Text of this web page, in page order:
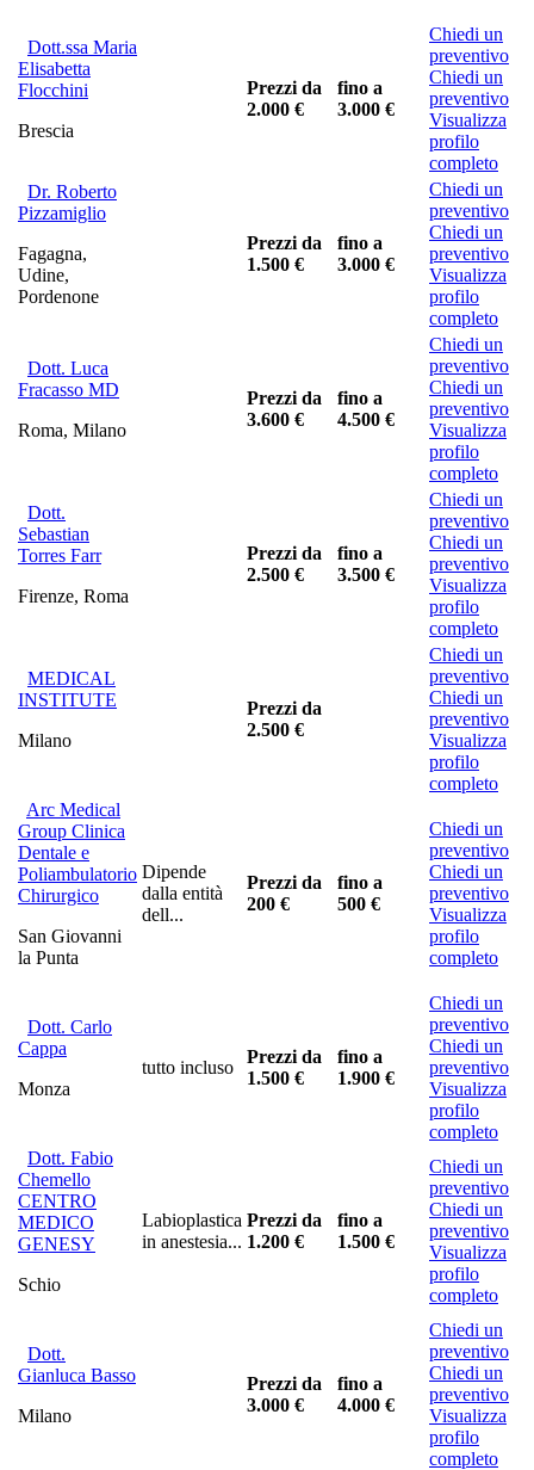
Dott.ssa Maria
Elisabetta
Flocchini
Brescia
Prezzi da
2.000 €
fino a
3.000 €
Chiedi un
preventivo
Chiedi un
preventivo
Visualizza
profilo
completo
Dr. Roberto
Pizzamiglio
Fagagna,
Udine,
Pordenone
Prezzi da
1.500 €
fino a
3.000 €
Chiedi un
preventivo
Chiedi un
preventivo
Visualizza
profilo
completo
Dott. Luca
Fracasso MD
Roma, Milano
Prezzi da
3.600 €
fino a
4.500 €
Chiedi un
preventivo
Chiedi un
preventivo
Visualizza
profilo
completo
Dott.
Sebastian
Torres Farr
Firenze, Roma
Prezzi da
2.500 €
fino a
3.500 €
Chiedi un
preventivo
Chiedi un
preventivo
Visualizza
profilo
completo
MEDICAL
INSTITUTE
Milano
Prezzi da
2.500 €
Chiedi un
preventivo
Chiedi un
preventivo
Visualizza
profilo
completo
Arc Medical
Group Clinica
Dentale e
Poliambulatorio
Chirurgico
San Giovanni
la Punta
Dipende
dalla entità
dell...
Prezzi da
200 €
fino a
500 €
Chiedi un
preventivo
Chiedi un
preventivo
Visualizza
profilo
completo
Dott. Carlo
Cappa
Monza
tutto incluso
Prezzi da
1.500 €
fino a
1.900 €
Chiedi un
preventivo
Chiedi un
preventivo
Visualizza
profilo
completo
Dott. Fabio
Chemello
CENTRO
MEDICO
GENESY
Schio
Labioplastica
in anestesia...
Prezzi da
1.200 €
fino a
1.500 €
Chiedi un
preventivo
Chiedi un
preventivo
Visualizza
profilo
completo
Dott.
Gianluca Basso
Milano
Prezzi da
3.000 €
fino a
4.000 €
Chiedi un
preventivo
Chiedi un
preventivo
Visualizza
profilo
completo